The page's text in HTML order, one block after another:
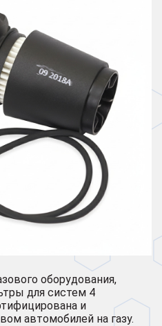
оборудования,
для систем 4
и
автомобилей на газу.